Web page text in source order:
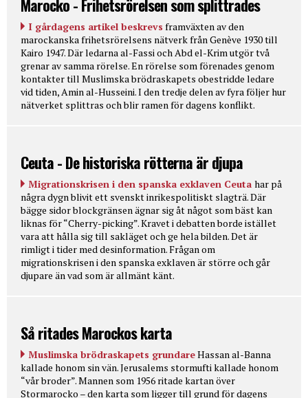
Marocko - Frihetsrörelsen som splittrades
I gårdagens artikel beskrevs framväxten av den
marockanska frihetsrörelsens nätverk från Genève 1930 till
Kairo 1947. Där ledarna al-Fassi och Abd el-Krim utgör två
grenar av samma rörelse. En rörelse som förenades genom
kontakter till Muslimska brödraskapets obestridde ledare
vid tiden, Amin al-Husseini. I den tredje delen av fyra följer hur
nätverket splittras och blir ramen för dagens konflikt.
Ceuta - De historiska rötterna är djupa
Migrationskrisen i den spanska exklaven Ceuta har på
några dygn blivit ett svenskt inrikespolitiskt slagträ. Där
bägge sidor blockgränsen ägnar sig åt något som bäst kan
liknas för “Cherry-picking”. Kravet i debatten borde istället
vara att hålla sig till sakläget och ge hela bilden. Det är
rimligt i tider med desinformation. Frågan om
migrationskrisen i den spanska exklaven är större och går
djupare än vad som är allmänt känt.
Så ritades Marockos karta
Muslimska brödraskapets grundareHassan al-Banna
kallade honom sin vän. Jerusalems stormufti kallade honom
“vår broder”. Mannen som 1956 ritade kartan över
Stormarocko – den karta som ligger till grund för dagens